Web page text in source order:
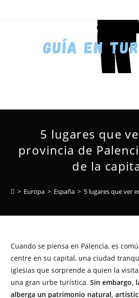
5 lugares que
provincia de
de la
> Europa > España > 5 lugares que ver
Cuando se piensa en Palencia, es
centre en su capital, una ciudad
iglesias que sorprende a quien la
una gran urbe turística.Sin embargo,
alberga un patrimonio natural,